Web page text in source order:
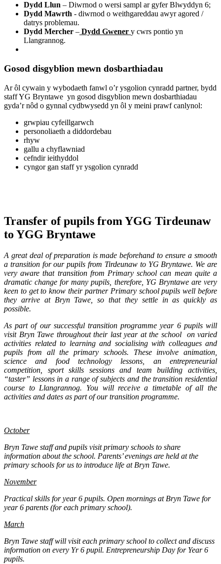
Dydd Llun – Diwrnod o wersi sampl ar gyfer Blwyddyn 6;
Dydd Mawrth - diwrnod o weithgareddau awyr agored /
datrys problemau.
Dydd Mercher – Dydd Gwener y cwrs pontio yn
Llangrannog.
Gosod disgyblion mewn dosbarthiadau
Ar ôl cywain y wybodaeth fanwl o’r ysgolion cynradd partner, bydd
staff YG Bryntawe yn gosod disgyblion mewn dosbarthiadau
gyda’r nôd o gynnal cydbwysedd yn ôl y meini prawf canlynol:
grwpiau cyfeillgarwch
personoliaeth a diddordebau
rhyw
gallu a chyflawniad
cefndir ieithyddol
cyngor gan staff yr ysgolion cynradd
Transfer of pupils from YGG Tirdeunaw
to YGG Bryntawe
A great deal of preparation is made beforehand to ensure a smooth
a transition for our pupils from Tirdeunaw to YG Bryntawe. We are
very aware that transition from Primary school can mean quite a
dramatic change for many pupils, therefore, YG Bryntawe are very
keen to get to know their partner Primary school pupils well before
they arrive at Bryn Tawe, so that they settle in as quickly as
possible.
As part of our successful transition programme year 6 pupils will
visit Bryn Tawe throughout their last year at the school on varied
activities related to learning and socialising with colleagues and
pupils from all the primary schools. These involve animation,
science and food technology lessons, an entrepreneurial
competition, sport skills sessions and team building activities,
“taster” lessons in a range of subjects and the transition residential
course to Llangrannog. You will receive a timetable of all the
activities and dates as part of our transition programme.
October
Bryn Tawe staff and pupils visit primary schools to share
information about the school. Parents’ evenings are held at the
primary schools for us to introduce life at Bryn Tawe.
November
Practical skills for year 6 pupils. Open mornings at Bryn Tawe for
year 6 parents (for each primary school).
March
Bryn Tawe staff will visit each primary school to collect and discuss
information on every Yr 6 pupil. Entrepreneurship Day for Year 6
pupils.